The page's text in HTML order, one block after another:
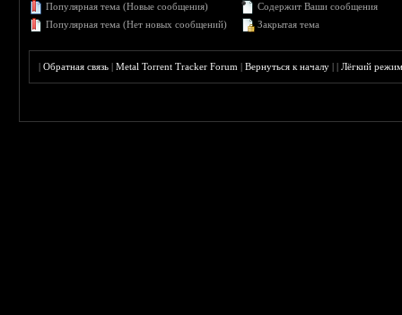
Популярная тема (Новые сообщения)
Популярная тема (Нет новых сообщений)
Содержит Ваши сообщения
Закрытая тема
|Обратная связь |Metal Torrent Tracker Forum |Вернуться к началу ||Лёгкий